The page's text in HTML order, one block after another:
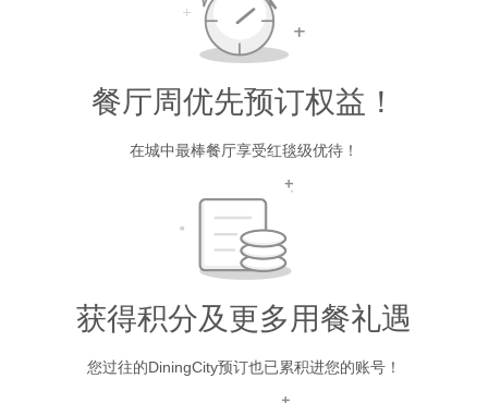
餐厅周优先预订权益！
在城中最棒餐厅享受红毯级优待！
获得积分及更多用餐礼遇
您过往的DiningCity预订也已累积进您的账号！